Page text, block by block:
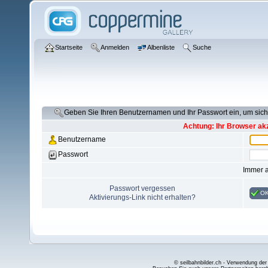
Startseite Anmelden Albenliste Suche
Geben Sie Ihren Benutzernamen und Ihr Passwort ein, um
Achtung: Ihr Browser
Benutzername
Passwort
Immer
Passwort vergessen
Aktivierungs-Link nicht erhalten?
© seilbahnbilder.ch - Verwendung